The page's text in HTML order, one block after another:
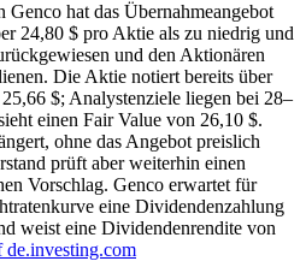
hat das Übernahmeangebot
24,80 $ pro Aktie als zu niedrig und
und den Aktionären
Die Aktie notiert bereits über
$; Analystenziele liegen bei 28–
einen Fair Value von 26,10 $.
ohne das Angebot preislich
prüft aber weiterhin einen
Vorschlag. Genco erwartet für
eine Dividendenzahlung
weist eine Dividendenrendite von
de.investing.com